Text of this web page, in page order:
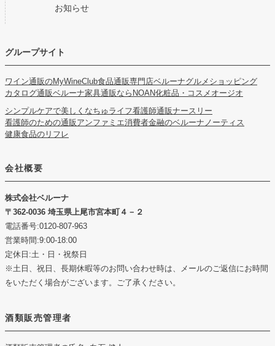
お知らせ
グループサイト
ワイン通販のMyWineClub食品通販専門店ベルーナグルメショッピング
カタログ通販ベルーナ家具通販ならNOAN化粧品・コスメオージオ
シンプルケアで美しくなちゅライフ看護師通販ナースリー
看護師のための通販アンファミエ消費者金融のベルーナノーティス
健康食品のリフレ
会社概要
株式会社ベルーナ
362-0036 埼玉県上尾市宮本町４－２
電話番号:0120-807-963
営業時間:9:00-18:00
定休日:土・日・祝祭日
※土日、祝日、長期休暇等のお問い合わせ時は、メールのご返信にお時間
をいただく場合がございます。ご了承ください。
酒類販売管理者